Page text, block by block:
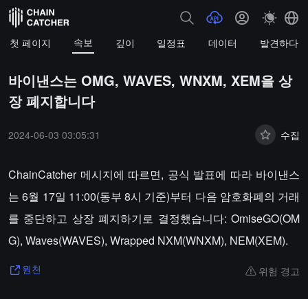
첫 페이지 속보 깊이 일정표 데이터 발견하다
바이낸스는 OMG, WAVES, WNXM, XEM을 상
장 폐지합니다
2024-06-03 03:05:31 수집
ChainCatcher 메시지에 따르면, 공식 발표에 따라 바이낸스
는 6월 17일 11:00(동부 8시 기준)부터 다음 암호화폐의 거래
를 중단하고 상장 폐지하기로 결정했습니다: OmiseGO(OM
G), Waves(WAVES), Wrapped NXM(WNXM), NEM(XEM).
원천 위험 경고